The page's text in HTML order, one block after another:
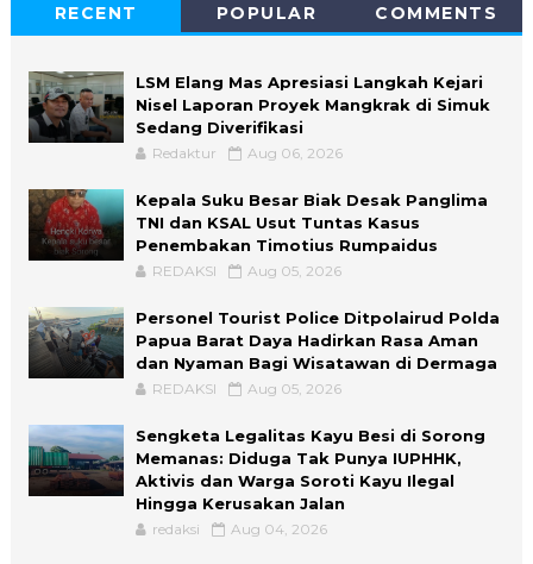
RECENT POPULAR COMMENTS
LSM Elang Mas Apresiasi Langkah Kejari
Nisel Laporan Proyek Mangkrak di Simuk
Sedang Diverifikasi
Redaktur Aug 06, 2026
Kepala Suku Besar Biak Desak Panglima
TNI dan KSAL Usut Tuntas Kasus
Penembakan Timotius Rumpaidus
REDAKSI Aug 05, 2026
Personel Tourist Police Ditpolairud Polda
Papua Barat Daya Hadirkan Rasa Aman
dan Nyaman Bagi Wisatawan di Dermaga
REDAKSI Aug 05, 2026
Sengketa Legalitas Kayu Besi di Sorong
Memanas: Diduga Tak Punya IUPHHK,
Aktivis dan Warga Soroti Kayu Ilegal
Hingga Kerusakan Jalan
redaksi Aug 04, 2026